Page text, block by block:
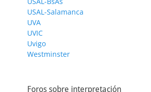
USAL-Salamanca
UVA
UVIC
Uvigo
Westminster
Foros sobre interpretación